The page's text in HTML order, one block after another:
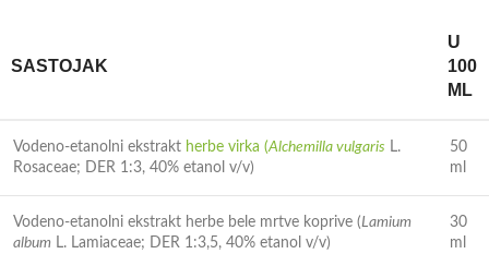
SASTOJAK
U
100
ML
Vodeno-etanolni ekstrakt herbe virka (Alchemilla vulgaris L.
Rosaceae; DER 1:3, 40% etanol v/v)
50
ml
Vodeno-etanolni ekstrakt herbe bele mrtve koprive (Lamium
album L. Lamiaceae; DER 1:3,5, 40% etanol v/v)
30
ml